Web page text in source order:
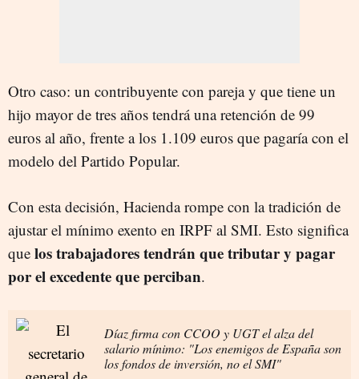
Otro caso: un contribuyente con pareja y que tiene un
hijo mayor de tres años tendrá una retención de 99
euros al año, frente a los 1.109 euros que pagaría con el
modelo del Partido Popular.
Con esta decisión, Hacienda rompe con la tradición de
ajustar el mínimo exento en IRPF al SMI. Esto significa
que los trabajadores tendrán que tributar y pagar
por el excedente que perciban.
Díaz firma con CCOO y UGT el alza del
salario mínimo: "Los enemigos de España son
los fondos de inversión, no el SMI"